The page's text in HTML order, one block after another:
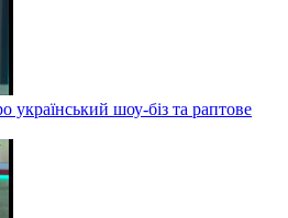
український шоу-біз та раптове